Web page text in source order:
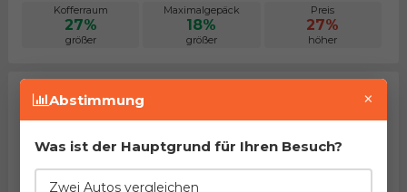
Kofferraum
27%
größer
Maximalgepäck
18%
größer
Preis
27%
höher
Abstimmung ×
Was ist der Hauptgrund für Ihren Besuch?
Zwei Autos vergleichen